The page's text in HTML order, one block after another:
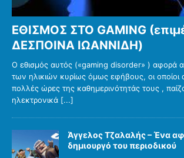
ΕΘΙΣΜΟΣ ΣΤΟ GAMING
ΔΕΣΠΟΙΝΑ ΙΩΑΝΝΙΔΗ)
Ο εθισμός αυτός («gaming disorder» ) αφορά
των ηλικιών κυρίως όμως εφήβους, οι οποίοι
πολλές ώρες της καθημερινότητάς τους ,
ηλεκτρονικά [...]
Άγγελος Τζαλαλής – Ένα
δημιουργό του περιοδικού